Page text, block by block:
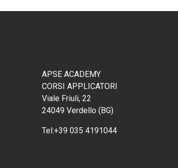
APSE ACADEMY
CORSI APPLICATORI
Viale Friuli, 22
24049 Verdello (BG)
Tel:+39 035 4191044